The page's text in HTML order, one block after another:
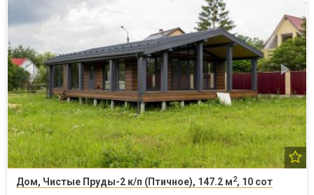
Дом, Чистые Пруды-2 к/п (Птичное), 147.2 м2, 10 сот